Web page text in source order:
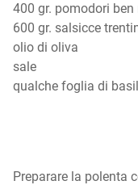
400 gr. pomodori ben
600 gr. salsicce
olio di oliva
sale
qualche foglia di
Preparare la polenta